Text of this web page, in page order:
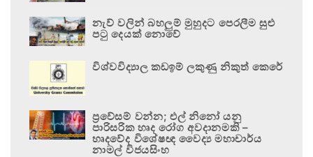
නැව් වලින් බහලුම් මුහුදට පෙරලීම සුළු
පටු දෙයක් නොවේ
විශ්වවිද්‍යාල කඩඉම් ලකුණු නිකුත් කෙරේ
ප්‍රවේසම් වන්න; එල් නිනෝ යනු
පාරිසරික හෘද රෝග අවදානමකි –
හෘදවේද විශේෂඥ වෛද්‍ය මහාචාර්ය
නාමල් විජයසිංහ